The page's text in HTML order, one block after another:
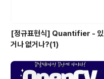
[정규표현식] Quantifier - 있
거나 없거나?(1)